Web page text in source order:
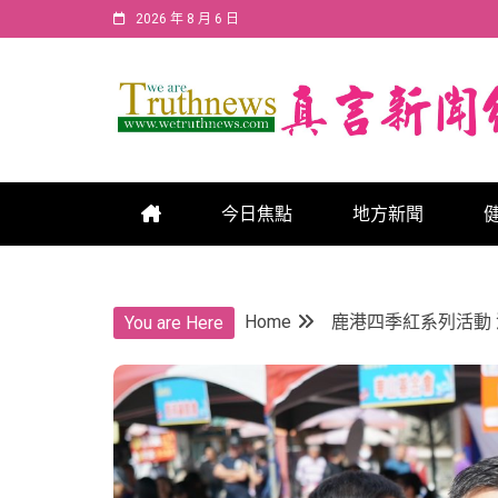
to
2026 年 8 月 6 日
真言新聞網
今日焦點 地方新聞
You are Here Home 鹿港四季紅系列活動